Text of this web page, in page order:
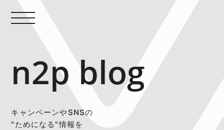
n2p blog
キャンペーンやSNSの
"ためになる"情報を